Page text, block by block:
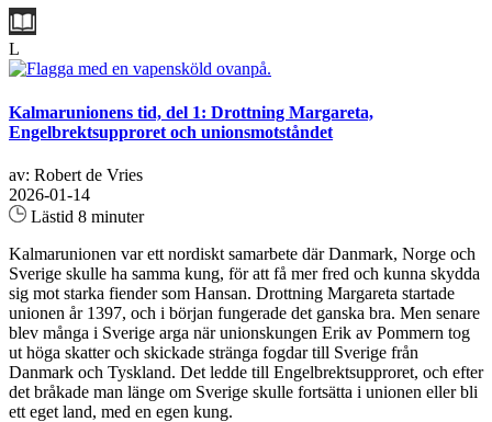
L
Kalmarunionens tid, del 1: Drottning Margareta,
Engelbrektsupproret och unionsmotståndet
av: Robert de Vries
2026-01-14
Lästid 8 minuter
Kalmarunionen var ett nordiskt samarbete där Danmark, Norge och
Sverige skulle ha samma kung, för att få mer fred och kunna skydda
sig mot starka fiender som Hansan. Drottning Margareta startade
unionen år 1397, och i början fungerade det ganska bra. Men senare
blev många i Sverige arga när unionskungen Erik av Pommern tog
ut höga skatter och skickade stränga fogdar till Sverige från
Danmark och Tyskland. Det ledde till Engelbrektsupproret, och efter
det bråkade man länge om Sverige skulle fortsätta i unionen eller bli
ett eget land, med en egen kung.